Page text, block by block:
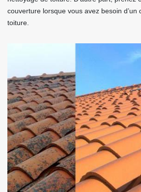
couverture lorsque vous avez besoin d’un
toiture.